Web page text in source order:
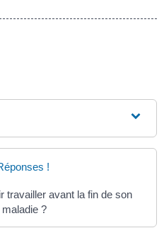
!
travailler avant la fin de son
?